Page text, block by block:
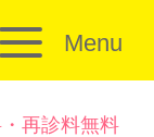
Menu
再診料無料